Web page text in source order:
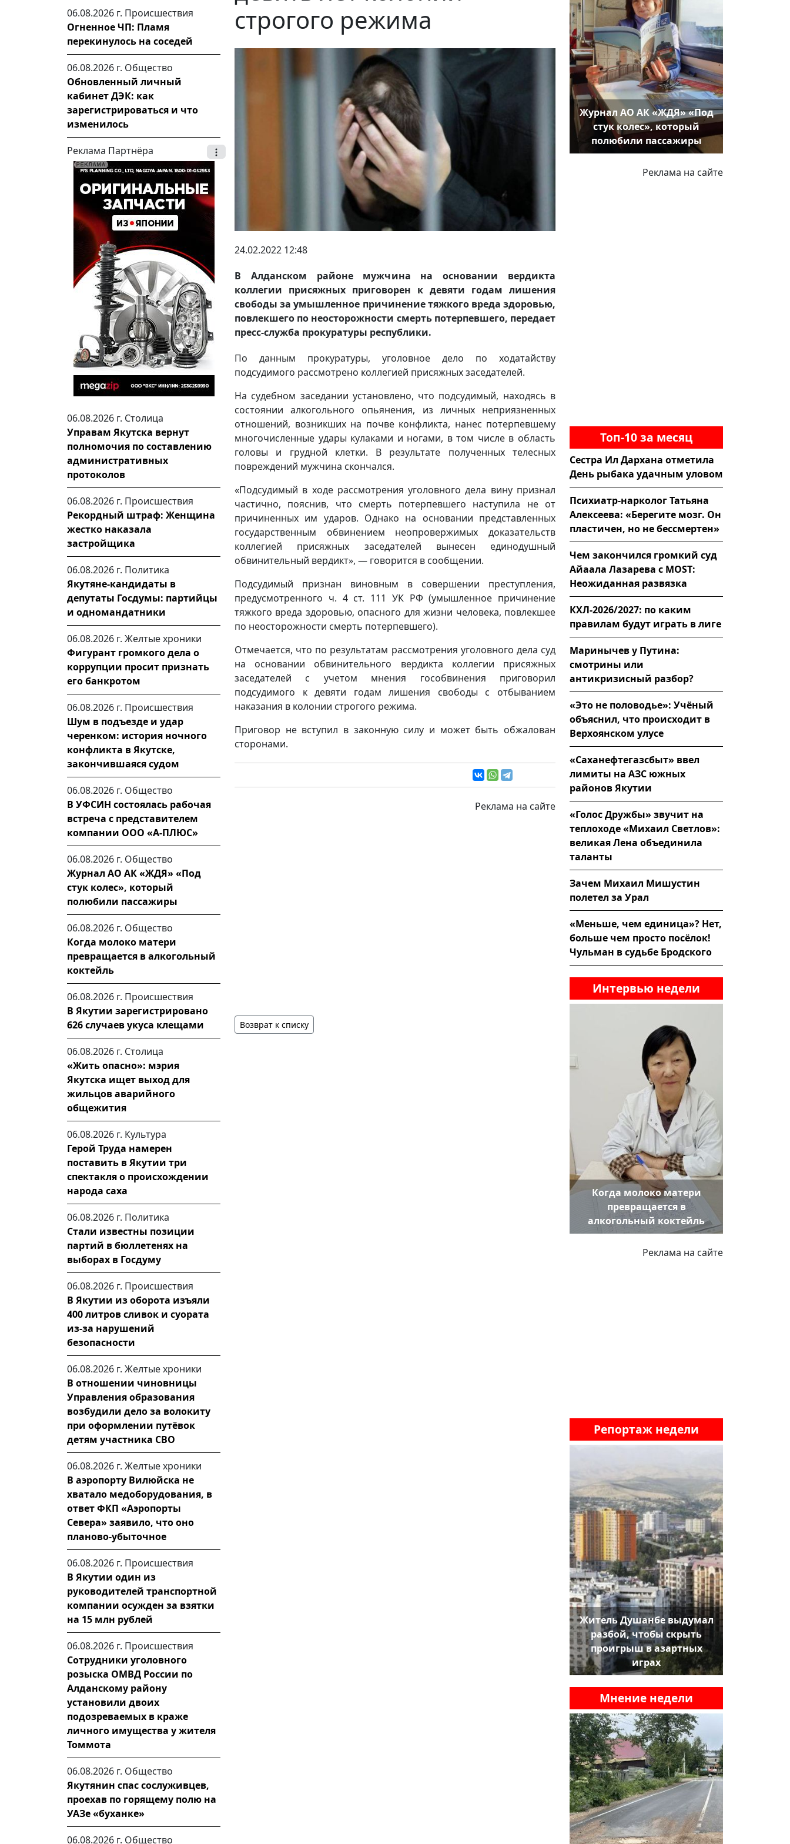
06.08.2026 г. Происшествия
Огненное ЧП: Пламя
перекинулось на соседей
06.08.2026 г. Общество
Обновленный личный
кабинет ДЭК: как
зарегистрироваться и что
изменилось
Реклама Партнёра
06.08.2026 г. Столица
Управам Якутска вернут
полномочия по составлению
административных
протоколов
06.08.2026 г. Происшествия
Рекордный штраф: Женщина
жестко наказала
застройщика
06.08.2026 г. Политика
Якутяне-кандидаты в
депутаты Госдумы: партийцы
и одномандатники
06.08.2026 г. Желтые хроники
Фигурант громкого дела о
коррупции просит признать
его банкротом
06.08.2026 г. Происшествия
Шум в подъезде и удар
черенком: история ночного
конфликта в Якутске,
закончившаяся судом
06.08.2026 г. Общество
В УФСИН состоялась рабочая
встреча с представителем
компании ООО «А-ПЛЮС»
06.08.2026 г. Общество
Журнал АО АК «ЖДЯ» «Под
стук колес», который
полюбили пассажиры
06.08.2026 г. Общество
Когда молоко матери
превращается в алкогольный
коктейль
06.08.2026 г. Происшествия
В Якутии зарегистрировано
626 случаев укуса клещами
06.08.2026 г. Столица
«Жить опасно»: мэрия
Якутска ищет выход для
жильцов аварийного
общежития
06.08.2026 г. Культура
Герой Труда намерен
поставить в Якутии три
спектакля о происхождении
народа саха
06.08.2026 г. Политика
Стали известны позиции
партий в бюллетенях на
выборах в Госдуму
06.08.2026 г. Происшествия
В Якутии из оборота изъяли
400 литров сливок и суората
из-за нарушений
безопасности
06.08.2026 г. Желтые хроники
В отношении чиновницы
Управления образования
возбудили дело за волокиту
при оформлении путёвок
детям участника СВО
06.08.2026 г. Желтые хроники
В аэропорту Вилюйска не
хватало медоборудования, в
ответ ФКП «Аэропорты
Севера» заявило, что оно
планово-убыточное
06.08.2026 г. Происшествия
В Якутии один из
руководителей транспортной
компании осужден за взятки
на 15 млн рублей
06.08.2026 г. Происшествия
Сотрудники уголовного
розыска ОМВД России по
Алданскому району
установили двоих
подозреваемых в краже
личного имущества у жителя
Томмота
06.08.2026 г. Общество
Якутянин спас сослуживцев,
проехав по горящему полю на
УАЗе «буханке»
06.08.2026 г. Общество
строгого режима
24.02.2022 12:48
В Алданском районе мужчина на основании вердикта
коллегии присяжных приговорен к девяти годам лишения
свободы за умышленное причинение тяжкого вреда здоровью,
повлекшего по неосторожности смерть потерпевшего, передает
пресс-служба прокуратуры республики.
По данным прокуратуры, уголовное дело по ходатайству
подсудимого рассмотрено коллегией присяжных заседателей.
На судебном заседании установлено, что подсудимый, находясь в
состоянии алкогольного опьянения, из личных неприязненных
отношений, возникших на почве конфликта, нанес потерпевшему
многочисленные удары кулаками и ногами, в том числе в область
головы и грудной клетки. В результате полученных телесных
повреждений мужчина скончался.
«Подсудимый в ходе рассмотрения уголовного дела вину признал
частично, пояснив, что смерть потерпевшего наступила не от
причиненных им ударов. Однако на основании представленных
государственным обвинением неопровержимых доказательств
коллегией присяжных заседателей вынесен единодушный
обвинительный вердикт», — говорится в сообщении.
Подсудимый признан виновным в совершении преступления,
предусмотренного ч. 4 ст. 111 УК РФ (умышленное причинение
тяжкого вреда здоровью, опасного для жизни человека, повлекшее
по неосторожности смерть потерпевшего).
Отмечается, что по результатам рассмотрения уголовного дела суд
на основании обвинительного вердикта коллегии присяжных
заседателей с учетом мнения гособвинения приговорил
подсудимого к девяти годам лишения свободы с отбыванием
наказания в колонии строгого режима.
Приговор не вступил в законную силу и может быть обжалован
сторонами.
Реклама на сайте
Возврат к списку
Журнал АО АК «ЖДЯ» «Под
стук колес», который
полюбили пассажиры
Реклама на сайте
Топ-10 за месяц
Сестра Ил Дархана отметила
День рыбака удачным уловом
Психиатр-нарколог Татьяна
Алексеева: «Берегите мозг. Он
пластичен, но не бессмертен»
Чем закончился громкий суд
Айаала Лазарева с MOST:
Неожиданная развязка
КХЛ-2026/2027: по каким
правилам будут играть в лиге
Маринычев у Путина:
смотрины или
антикризисный разбор?
«Это не половодье»: Учёный
объяснил, что происходит в
Верхоянском улусе
«Саханефтегазсбыт» ввел
лимиты на АЗС южных
районов Якутии
«Голос Дружбы» звучит на
теплоходе «Михаил Светлов»:
великая Лена объединила
таланты
Зачем Михаил Мишустин
полетел за Урал
«Меньше, чем единица»? Нет,
больше чем просто посёлок!
Чульман в судьбе Бродского
Интервью недели
Когда молоко матери
превращается в
алкогольный коктейль
Реклама на сайте
Репортаж недели
Житель Душанбе выдумал
разбой, чтобы скрыть
проигрыш в азартных
играх
Мнение недели